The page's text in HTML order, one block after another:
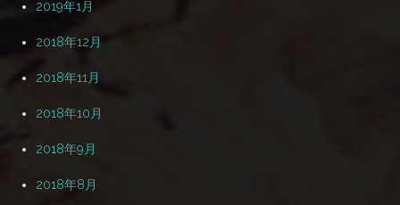
2019年1月
2018年12月
2018年11月
2018年10月
2018年9月
2018年8月